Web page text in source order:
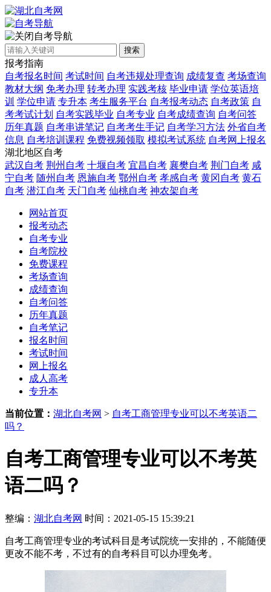
自考导航
搜索
报考指南
自考报名时间 考试时间 自考违规处理查询 成绩复查 考场查询
教材大纲 免考办理 转考办理 实践考核 毕业申请 学位英语培
训 学位申请 专升本 考生服务平台 自考报考动态 自考政策 自
考考试计划 自考实践毕业 自考专业 自考成绩查询 自考问答
历年真题 自考串讲笔记 自考考生手记 自考学习方法 外省自考
信息 自考培训课程 免费视频领取 模拟考试系统 自考网上报名
湖北地区自考
武汉自考 荆州自考 十堰自考 宜昌自考 襄樊自考 荆门自考 咸
宁自考 随州自考 恩施自考 鄂州自考 孝感自考 黄冈自考 黄石
自考 潜江自考 天门自考 仙桃自考 神农架自考
网站首页
报考动态
自考专业
自考院校
免费课程
考场查询
成绩查询
自考问答
历年真题
自考笔记
报名时间
考试时间
网上报名
成人高考
专升本
当前位置： 湖北自考网 > 自考工商管理专业可以不考英语二
吗？
自考工商管理专业可以不考英
语二吗？
整编： 湖北自考网 时间：2021-05-15 15:39:21
自考工商管理专业的考试科目是考试院统一安排的，不能随便
更改不能不考，不过有的自考科目可以办理免考。